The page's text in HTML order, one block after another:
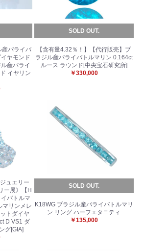
産パライバ
ヤモンド
産パライ
イヤリン
SOLD OUT.
【含有量4.32％！】【代行販売】ブ
ラジル産パライバトルマリン 0.164ct
ルース ラウンド[中央宝石研究所]
￥330,000
ュエリー
ー展》【H
バトルマ
マリンメレ
トダイヤ
D VS1 ダ
グ[GIA]
SOLD OUT.
K18WG ブラジル産パライバトルマリ
ン リング ハーフエタニティ
￥135,000
を続ける